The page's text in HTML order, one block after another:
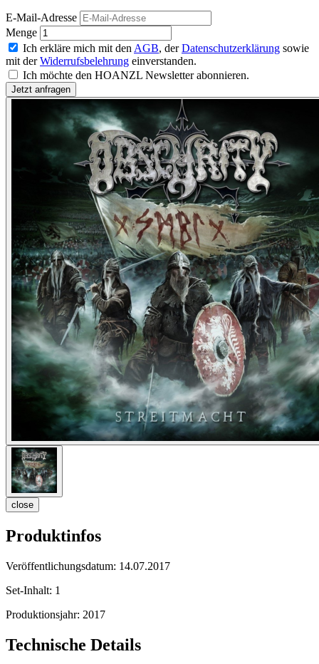
E-Mail-Adresse
Menge
Ich erkläre mich mit den AGB, derDatenschutzerklärung sowie
mit derWiderrufsbelehrung einverstanden.
Ich möchte den HOANZL Newsletter abonnieren.
close
Produktinfos
Veröffentlichungsdatum: 14.07.2017
Set-Inhalt: 1
Produktionsjahr: 2017
Technische Details